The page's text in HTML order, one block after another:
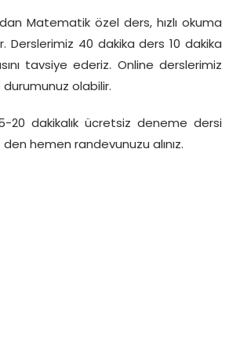
Matematik özel ders, hızlı okuma
40 dakika ders 10 dakika
tavsiye ederiz. Online derslerimiz
olabilir.
20 dakikalık ücretsiz deneme dersi
den hemen randevunuzu alınız.